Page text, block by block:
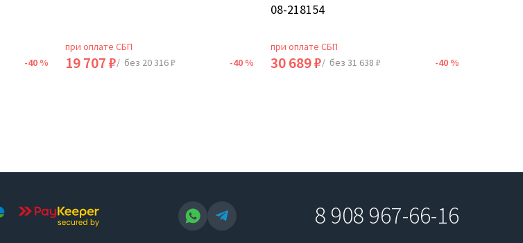
-40 %
при оплате СБП
19 707 ₽/ без 20 316 ₽ -40 %
08-218154
при оплате СБП
30 689 ₽/ без 31 638 ₽ -40 %
8 908 967-66-16